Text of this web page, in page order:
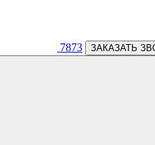
7873 ЗАКАЗАТЬ